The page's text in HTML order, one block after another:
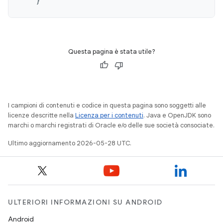
Questa pagina è stata utile?
I campioni di contenuti e codice in questa pagina sono soggetti alle
licenze descritte nella Licenza per i contenuti. Java e OpenJDK sono
marchi o marchi registrati di Oracle e/o delle sue società consociate.
Ultimo aggiornamento 2026-05-28 UTC.
ULTERIORI INFORMAZIONI SU ANDROID
Android